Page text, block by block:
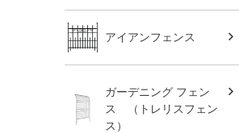
アイアンフェンス
ガーデニング フェン
ス （トレリスフェン
ス）